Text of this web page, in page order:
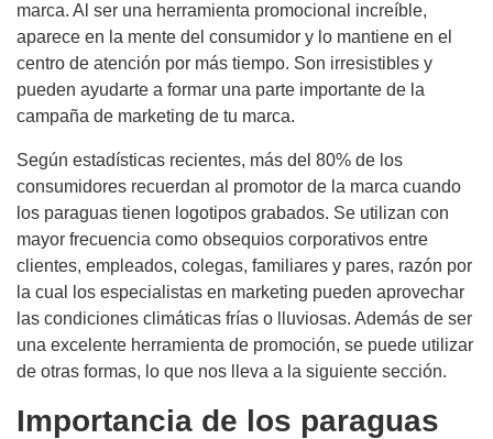
marca. Al ser una herramienta promocional increíble,
aparece en la mente del consumidor y lo mantiene en el
centro de atención por más tiempo. Son irresistibles y
pueden ayudarte a formar una parte importante de la
campaña de marketing de tu marca.
Según estadísticas recientes, más del 80% de los
consumidores recuerdan al promotor de la marca cuando
los paraguas tienen logotipos grabados. Se utilizan con
mayor frecuencia como obsequios corporativos entre
clientes, empleados, colegas, familiares y pares, razón por
la cual los especialistas en marketing pueden aprovechar
las condiciones climáticas frías o lluviosas. Además de ser
una excelente herramienta de promoción, se puede utilizar
de otras formas, lo que nos lleva a la siguiente sección.
Importancia de los paraguas